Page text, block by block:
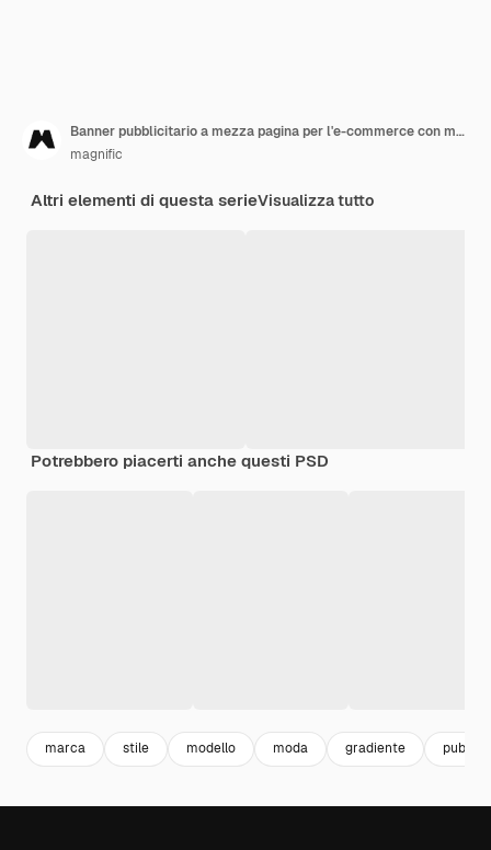
Banner pubblicitario a mezza pagina per l'e-commerce con modella e testo promozionale
magnific
Altri elementi di questa serieVisualizza tutto
Potrebbero piacerti anche questi PSD
marca stile modello moda gradiente